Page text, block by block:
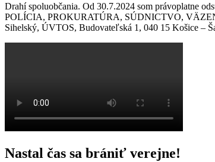
Drahí spoluobčania. Od 30.7.2024 som právoplatne
POLÍCIA, PROKURATÚRA, SÚDNICTVO,
Sihelský, ÚVTOS, Budovateľská 1, 040 15 Košice –
Nastal čas sa brániť verejne!